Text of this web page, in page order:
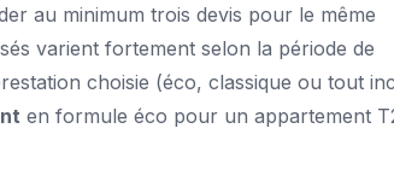
au minimum trois devis pour le même
varient fortement selon la période de
choisie (éco, classique ou tout
en formule éco pour un appartement